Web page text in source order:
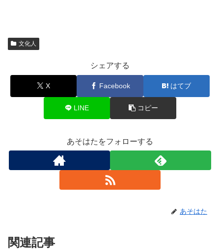
文化人
シェアする
X Facebook はてブ
LINE コピー
あそはたをフォローする
あそはた
関連記事